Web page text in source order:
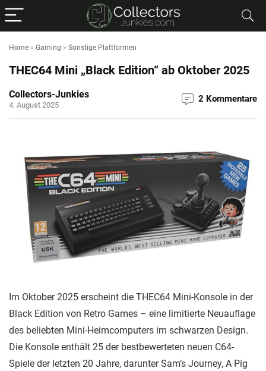
Home » Gaming » Sonstige Plattformen
THEC64 Mini „Black Edition“ ab Oktober 2025
Collectors-Junkies
4. August 2025
2 Kommentare
Im Oktober 2025 erscheint die THEC64 Mini-Konsole in der
Black Edition von Retro Games – eine limitierte Neuauflage
des beliebten Mini-Heimcomputers im schwarzen Design.
Die Konsole enthält 25 der bestbewerteten neuen C64-
Spiele der letzten 20 Jahre, darunter Sam’s Journey, A Pig